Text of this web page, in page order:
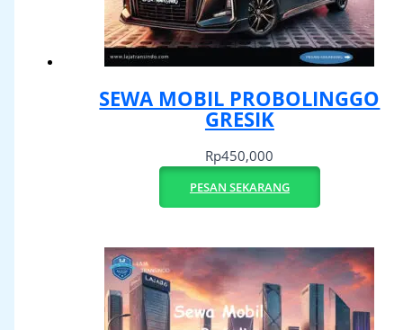
SEWA MOBIL PROBOLINGGO
GRESIK
Rp450,000
PESAN SEKARANG